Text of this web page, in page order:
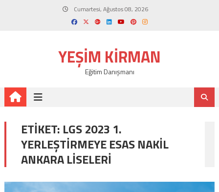
Cumartesi, Ağustos 08, 2026
YEŞIM KIRMAN
Eğitim Danışmanı
ETIKET: LGS 2023 1.
YERLEŞTIRMEYE ESAS NAKIL
ANKARA LISELERI